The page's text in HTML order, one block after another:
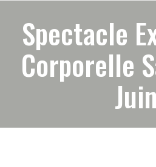
Spectacle
Corporelle
Juin